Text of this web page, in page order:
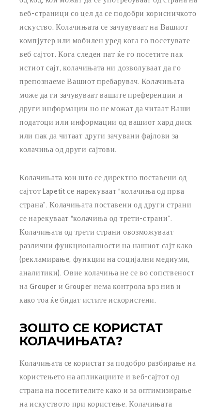
веб-страници со цел да се подобри корисничкото
искуство. Колачињата се зачувуваат на Вашиот
компјутер или мобилен уред кога го посетувате
веб сајтот. Кога следен пат ќе го посетите пак
истиот сајт, колачињата ни дозволуваат да го
препознаеме Вашиот пребарувач. Колачињата
може да ги зачувуваат вашите преференции и
други информации но не можат да читаат Ваши
податоци или информации од вашиот хард диск
или пак да читаат други зачувани фајлови за
колачиња од други сајтови.
Колачињата кои што се директно поставени од
сајтот Lapetit се нарекуваат “колачиња од прва
страна”. Колачињата поставени од други страни
се нарекуваат “колачиња од трети-страни”.
Колачињата од трети страни овозможуваат
различни функционалности на нашиот сајт како
(рекламирање, функции на социјални медиуми,
аналитики). Овие колачиња не се во сопственост
на Grouper и Grouper нема контрола врз нив и
како тоа ќе бидат истите искористени.
ЗОШТО СЕ КОРИСТАТ
КОЛАЧИЊАТА?
Колачињата се користат за подобро разбирање на
користењето на апликациите и веб-сајтот од
страна на посетителите како и за оптимизирање
на искуството при користење. Колачињата